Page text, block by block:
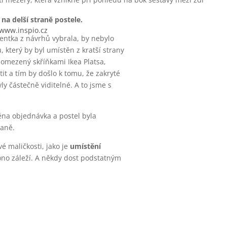
na delší straně postele.
z návrhů vybrala, by nebylo
který by byl umístěn z kratší strany
skříňkami Ikea Platsa,
a tím by došlo k tomu, že zakryté
částečně viditelné. A to jsme s
objednávka a postel byla
maličkosti, jako je umístění
záleží. A někdy dost podstatným